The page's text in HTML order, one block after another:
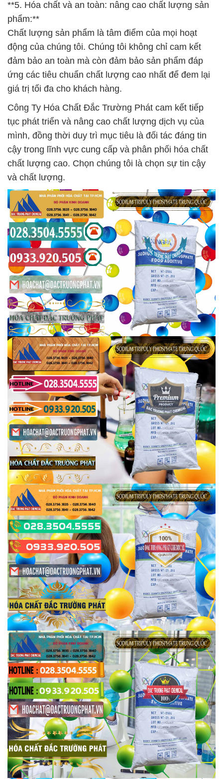
**5. Hóa chất và an toàn: nâng cao chất lượng sản
phẩm:**
Chất lượng sản phẩm là tâm điểm của mọi hoạt
động của chúng tôi. Chúng tôi không chỉ cam kết
đảm bảo an toàn mà còn đảm bảo sản phẩm đáp
ứng các tiêu chuẩn chất lượng cao nhất để đem lại
giá trị tối đa cho khách hàng.
Công Ty Hóa Chất Đắc Trường Phát cam kết tiếp
tục phát triển và nâng cao chất lượng dịch vụ của
mình, đồng thời duy trì mục tiêu là đối tác đáng tin
cậy trong lĩnh vực cung cấp và phân phối hóa chất
chất lượng cao. Chọn chúng tôi là chọn sự tin cậy
và chất lượng.